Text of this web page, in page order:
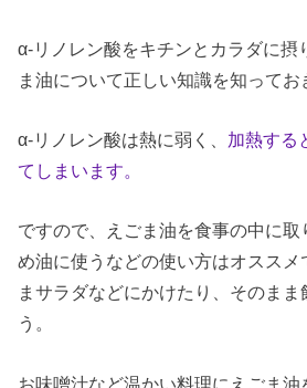
α-リノレン酸をキチンとカラダに摂
ま油について正しい知識を知ってお
α-リノレン酸は熱に弱く、 加熱する
てしまいます。
ですので、えごま油を食事の中に
め油に使うなどの使い方はオススメ
まサラダなどにかけたり、そのまま
う。
お味噌汁など温かい料理にえごま